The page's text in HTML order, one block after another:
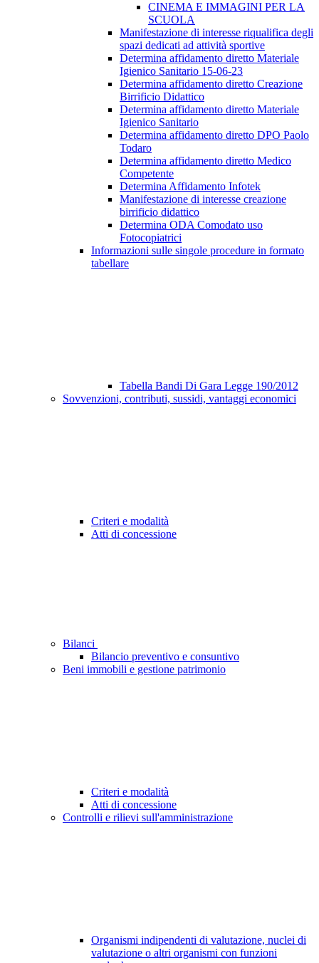
CINEMA E IMMAGINI PER LA
SCUOLA
Manifestazione di interesse riqualifica degli
spazi dedicati ad attività sportive
Determina affidamento diretto Materiale
Igienico Sanitario 15-06-23
Determina affidamento diretto Creazione
Birrificio Didattico
Determina affidamento diretto Materiale
Igienico Sanitario
Determina affidamento diretto DPO Paolo
Todaro
Determina affidamento diretto Medico
Competente
Determina Affidamento Infotek
Manifestazione di interesse creazione
birrificio didattico
Determina ODA Comodato uso
Fotocopiatrici
Informazioni sulle singole procedure in formato
tabellare
Tabella Bandi Di Gara Legge 190/2012
Sovvenzioni, contributi, sussidi, vantaggi economici
Criteri e modalità
Atti di concessione
Bilanci
Bilancio preventivo e consuntivo
Beni immobili e gestione patrimonio
Criteri e modalità
Atti di concessione
Controlli e rilievi sull'amministrazione
Organismi indipendenti di valutazione, nuclei di
valutazione o altri organismi con funzioni